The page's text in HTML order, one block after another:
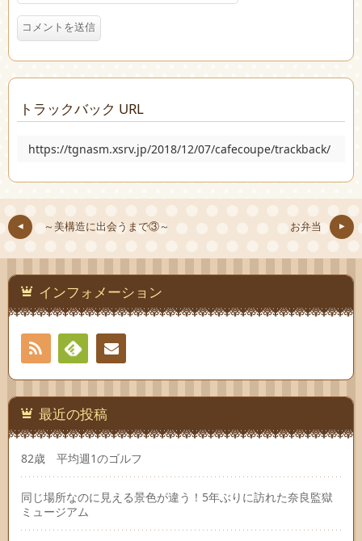
トラックバック URL
https://tgnasm.xsrv.jp/2018/12/07/cafecoupe/trackback/
～美構造に出会うまで③～ お弁当
インフォメーション
RSS
Feedly連絡
先
最近の投稿
82歳 平均週1のゴルフ
同じ場所なのに見える景色が違う！5年ぶりに訪れた奈良監獄
ミュージアム